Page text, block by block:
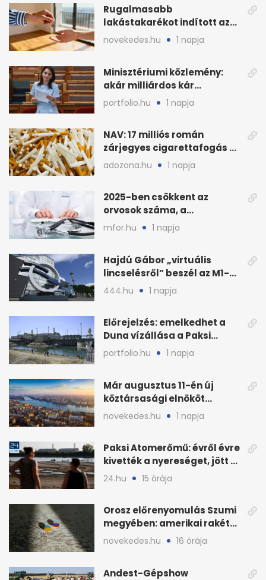
Rugalmasabb
lakástakarékot indított az
OTP: két köztes kilépéssel
novekedes.hu 1 napja
Minisztériumi közlemény:
akár milliárdos kár
fenyegette Budapest fáit
portfolio.hu 1 napja
NAV: 17 milliós román
zárjegyes cigarettafogás az
M1-esen
adozona.hu 1 napja
2025-ben csökkent az
orvosok száma, a
háziorvosokra még több
mfor.hu 1 napja
Hajdú Gábor „virtuális
lincselésről” beszél az M1-
ből kirúgása után
444.hu 1 napja
Előrejelzés: emelkedhet a
Duna vízállása a Paksi
Atomerőműnél
portfolio.hu 1 napja
Már augusztus 11-én új
köztársasági elnököt
választhat az Országgyűlés
novekedes.hu 1 napja
Paksi Atomerőmű: évről évre
kivették a nyereséget, jött a
baj
24.hu 15 órája
Orosz előrenyomulás Szumi
megyében: amerikai rakéták
is zsákmányként
novekedes.hu 16 órája
Andest-Gépshow